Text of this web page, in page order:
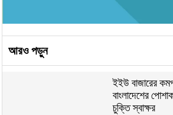
আরও পড়ুন
ইইউ বাজারের
বাংলাদেশের
চুক্তি স্বাক্ষর